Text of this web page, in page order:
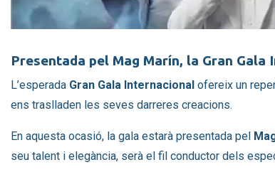
Presentada pel Mag Marín, la Gran
L’esperada Gran Gala Internacional ofereix un
ens traslladen les seves darreres creacions.
En aquesta ocasió, la gala estarà presentada pel
seu talent i elegància, serà el fil conductor dels